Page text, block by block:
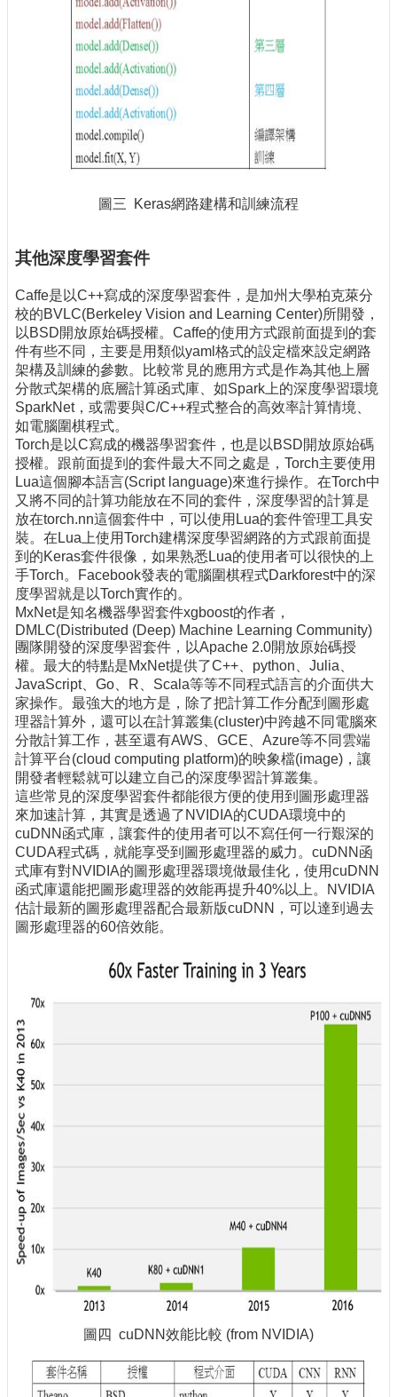
圖三 Keras網路建構和訓練流程
其他深度學習套件
Caffe是以C++寫成的深度學習套件，是加州大學柏克萊分
校的BVLC(Berkeley Vision and Learning Center)所開發，
以BSD開放原始碼授權。Caffe的使用方式跟前面提到的套
件有些不同，主要是用類似yaml格式的設定檔來設定網路
架構及訓練的參數。比較常見的應用方式是作為其他上層
分散式架構的底層計算函式庫、如Spark上的深度學習環境
SparkNet，或需要與C/C++程式整合的高效率計算情境、
如電腦圍棋程式。
Torch是以C寫成的機器學習套件，也是以BSD開放原始碼
授權。跟前面提到的套件最大不同之處是，Torch主要使用
Lua這個腳本語言(Script language)來進行操作。在Torch中
又將不同的計算功能放在不同的套件，深度學習的計算是
放在torch.nn這個套件中，可以使用Lua的套件管理工具安
裝。在Lua上使用Torch建構深度學習網路的方式跟前面提
到的Keras套件很像，如果熟悉Lua的使用者可以很快的上
手Torch。Facebook發表的電腦圍棋程式Darkforest中的深
度學習就是以Torch實作的。
MxNet是知名機器學習套件xgboost的作者，
DMLC(Distributed (Deep) Machine Learning Community)
團隊開發的深度學習套件，以Apache 2.0開放原始碼授
權。最大的特點是MxNet提供了C++、python、Julia、
JavaScript、Go、R、Scala等等不同程式語言的介面供大
家操作。最強大的地方是，除了把計算工作分配到圖形處
理器計算外，還可以在計算叢集(cluster)中跨越不同電腦來
分散計算工作，甚至還有AWS、GCE、Azure等不同雲端
計算平台(cloud computing platform)的映象檔(image)，讓
開發者輕鬆就可以建立自己的深度學習計算叢集。
這些常見的深度學習套件都能很方便的使用到圖形處理器
來加速計算，其實是透過了NVIDIA的CUDA環境中的
cuDNN函式庫，讓套件的使用者可以不寫任何一行艱深的
CUDA程式碼，就能享受到圖形處理器的威力。cuDNN函
式庫有對NVIDIA的圖形處理器環境做最佳化，使用cuDNN
函式庫還能把圖形處理器的效能再提升40%以上。NVIDIA
估計最新的圖形處理器配合最新版cuDNN，可以達到過去
圖形處理器的60倍效能。
圖四 cuDNN效能比較 (from NVIDIA)